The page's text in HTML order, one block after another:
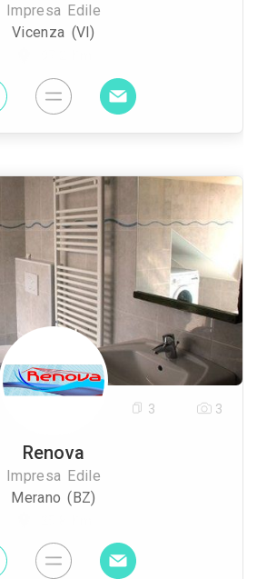
Impresa Edile
Vicenza (VI)
Renova
Impresa Edile
Merano (BZ)
3 3